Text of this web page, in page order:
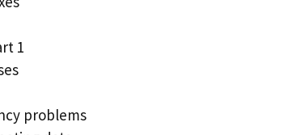
1
problems